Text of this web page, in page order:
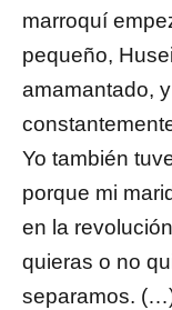
marroquí
pequeño,
amamantado,
Yo también
porque mi
en la
quieras o no
separamos.